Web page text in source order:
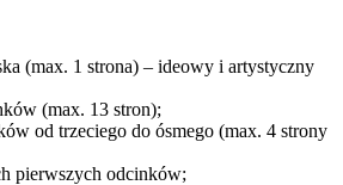
(max. 1 strona) – ideowy i artystyczny
(max. 13 stron);
od trzeciego do ósmego (max. 4 strony
pierwszych odcinków;